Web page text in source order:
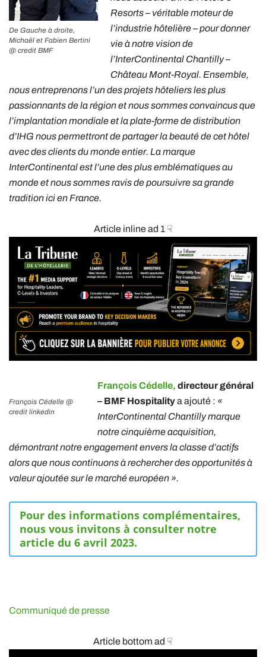
De Gauche à droite,
Michaël et Fabien Bertini
@ credit BMF
Resorts – véritable moteur de
l’industrie hôtelière – pour donner
vie à notre vision de
l’InterContinental Chantilly –
Château Mont-Royal. Ensemble,
nous entreprenons l’un des projets hôteliers les plus
passionnants de la région et nous sommes convaincus que
l’implantation mondiale et la plate-forme de distribution
d’IHG nous permettront de partager la beauté de cet hôtel
avec des clients du monde entier. La marque
InterContinental est l’une des plus emblématiques au
monde et nous sommes ravis de poursuivre sa grande
tradition ici en France.
Article inline ad 1 ☟
François Cédelle @
credit linkedin
François Cédelle, directeur général
– BMF Hospitalitya ajouté : «
InterContinental Chantilly marque
notre cinquième acquisition,
démontrant notre engagement envers la classe d’actifs
alors que nous continuons à rechercher des opportunités à
valeur ajoutée sur le marché européen ».
Pour des informations complémentaires,
nous vous invitons à consulter notre
article du 6 avril 2023.
Communiqué de presse
Article bottom ad ☟